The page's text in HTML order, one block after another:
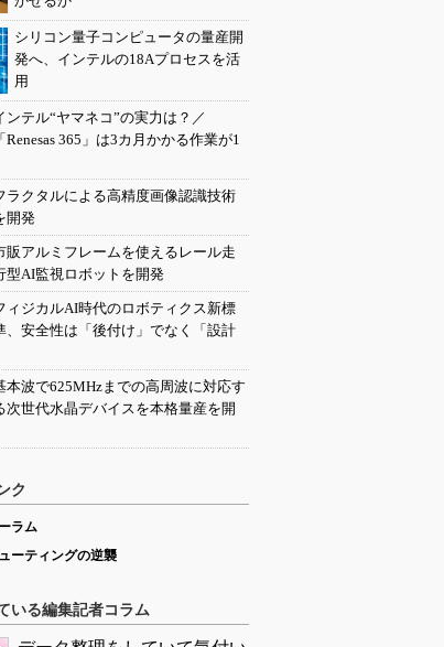
シリコン量子コンピュータの量産開
発へ、インテルの18Aプロセスを活
用
ンテル“ヤマネコ”の実力は？／
「Renesas 365」は3カ月かかる作業が1
ラクタルによる高精度画像認識技術
開発
販アルミフレームを使えるレール走
型AI監視ロボットを開発
ィジカルAI時代のロボティクス新標
、安全性は「後付け」でなく「設計
本波で625MHzまでの高周波に対応す
次世代水晶デバイスを本格量産を開
ク
ラム
ーティングの逆襲
いる編集記者コラム